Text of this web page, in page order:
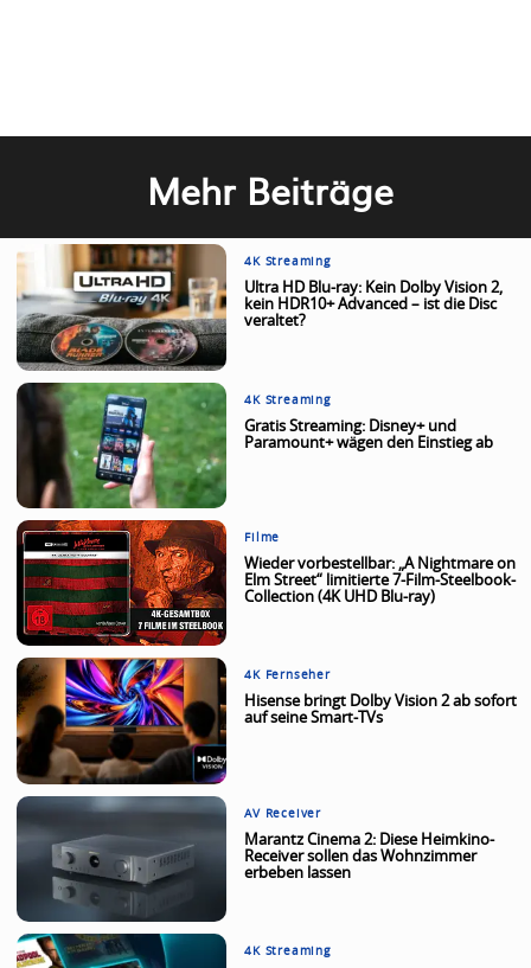
Mehr Beiträge
4K Streaming
Ultra HD Blu-ray: Kein Dolby Vision 2,
kein HDR10+ Advanced – ist die Disc
veraltet?
4K Streaming
Gratis Streaming: Disney+ und
Paramount+ wägen den Einstieg ab
Filme
Wieder vorbestellbar: „A Nightmare on
Elm Street“ limitierte 7-Film-Steelbook-
Collection (4K UHD Blu-ray)
4K Fernseher
Hisense bringt Dolby Vision 2 ab sofort
auf seine Smart-TVs
AV Receiver
Marantz Cinema 2: Diese Heimkino-
Receiver sollen das Wohnzimmer
erbeben lassen
4K Streaming